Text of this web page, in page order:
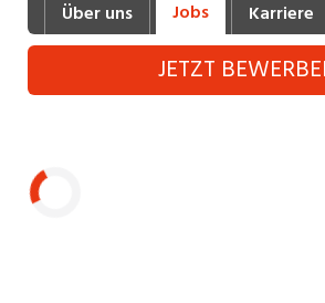
Industrie, Maschinenbau,
Produktion
Informatik, Telekommunikation
Über uns Jobs Karriere
JETZT